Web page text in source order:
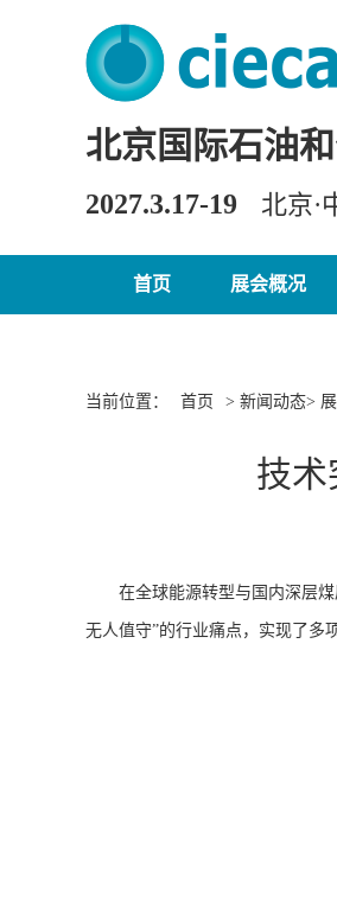
北京国际石油
2027.3.17-19 北京·
首页 展会概况
当前位置： 首页 > 新闻动态>
技术
在全球能源转型与国内深层
无人值守”的行业痛点，实现了多